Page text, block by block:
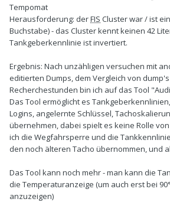
Tempomat
Herausforderung: derFIS Cluster war / ist
Buchstabe) - das Cluster kennt keinen 42
Tankgeberkennlinie ist invertiert.
Ergebnis: Nach unzähligen versuchen mit
editierten Dumps, dem Vergleich von
Recherchestunden bin ich auf das Tool
Das Tool ermöglicht es
Logins, angelernte Schlüssel,
übernehmen, dabei spielt es keine Rolle
ich die Wegfahrsperre und die
den noch älteren Tacho übernommen, und
Das Tool kann noch mehr - man kann die
die Temperaturanzeige (um auch erst bei
anzuzeigen)